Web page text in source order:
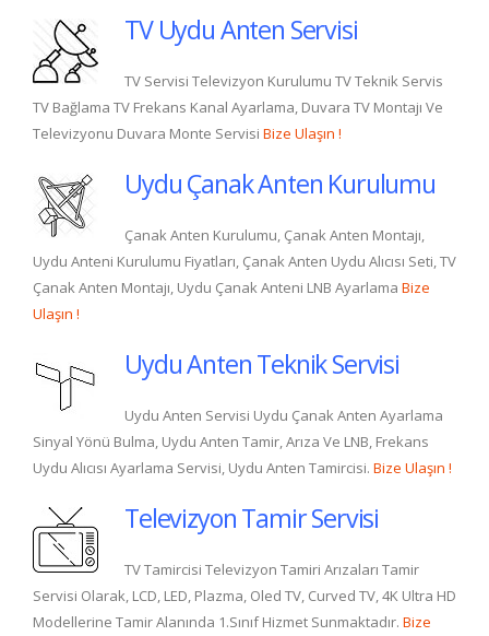
TV Uydu Anten Servisi
TV Servisi Televizyon Kurulumu TV Teknik Servis
TV Bağlama TV Frekans Kanal Ayarlama, Duvara TV Montajı Ve
Televizyonu Duvara Monte Servisi Bize Ulaşın !
Uydu Çanak Anten Kurulumu
Çanak Anten Kurulumu, Çanak Anten Montajı,
Uydu Anteni Kurulumu Fiyatları, Çanak Anten Uydu Alıcısı Seti, TV
Çanak Anten Montajı, Uydu Çanak Anteni LNB Ayarlama Bize
Ulaşın !
Uydu Anten Teknik Servisi
Uydu Anten Servisi Uydu Çanak Anten Ayarlama
Sinyal Yönü Bulma, Uydu Anten Tamir, Arıza Ve LNB, Frekans
Uydu Alıcısı Ayarlama Servisi, Uydu Anten Tamircisi. Bize Ulaşın !
Televizyon Tamir Servisi
TV Tamircisi Televizyon Tamiri Arızaları Tamir
Servisi Olarak, LCD, LED, Plazma, Oled TV, Curved TV, 4K Ultra HD
Modellerine Tamir Alanında 1.Sınıf Hizmet Sunmaktadır. Bize